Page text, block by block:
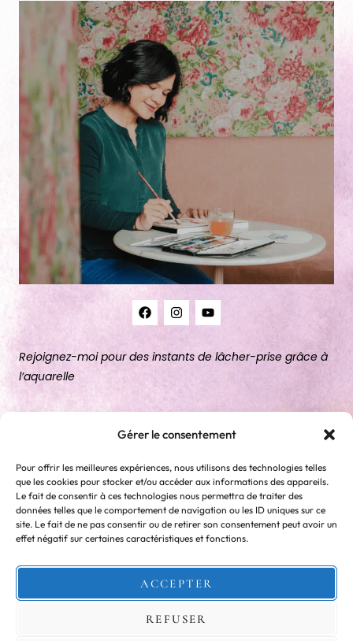
Gérer le consentement
Pour offrir les meilleures expériences, nous utilisons des technologies telles
que les cookies pour stocker et/ou accéder aux informations des appareils.
Le fait de consentir à ces technologies nous permettra de traiter des
données telles que le comportement de navigation ou les ID uniques sur ce
site. Le fait de ne pas consentir ou de retirer son consentement peut avoir un
effet négatif sur certaines caractéristiques et fonctions.
ACCEPTER
REFUSER
Rejoignez-moi pour des instants de lâcher-prise grâce à
l’aquarelle
ATELIERS
EBOOKS
CONTACT
hello.lespetitesmainsroses@gmail.com